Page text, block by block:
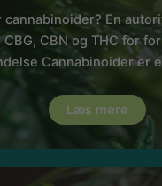
cannabinoider? En
CBG, CBN og THC for
Cannabinoider er
Læs mere